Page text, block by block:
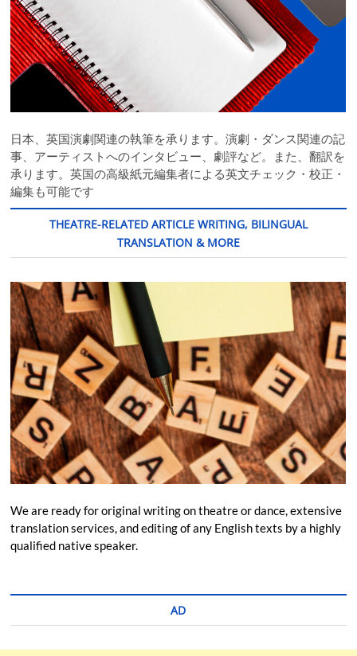
日本、英国演劇関連の執筆を承ります。演劇・ダンス関連の記
事、アーティストへのインタビュー、劇評など。また、翻訳を
承ります。英国の高級紙元編集者による英文チェック・校正・
編集も可能です
THEATRE-RELATED ARTICLE WRITING, BILINGUAL
TRANSLATION & MORE
We are ready for original writing on theatre or dance, extensive
translation services, and editing of any English texts by a highly
qualified native speaker.
AD